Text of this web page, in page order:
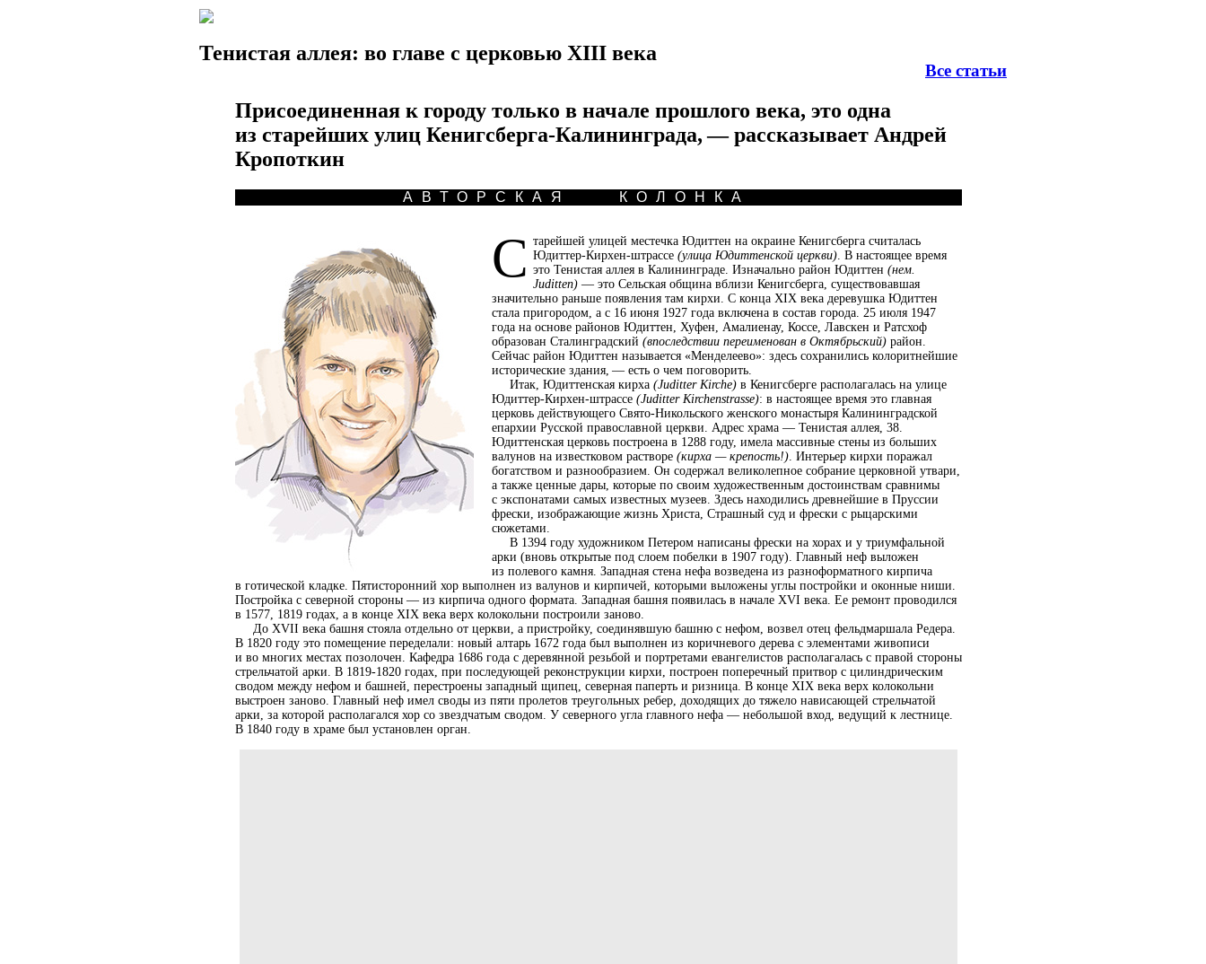
Тенистая аллея: во главе с церковью XIII века
Все статьи
Присоединенная к городу только в начале прошлого века, это одна
из старейших улиц Кенигсберга-Калининграда, — рассказывает Андрей
Кропоткин
АВТОРСКАЯ КОЛОНКА
С тарейшей улицей местечка Юдиттен на окраине Кенигсберга считалась
Юдиттер-Кирхен-штрассе (улица Юдиттенской церкви) . В настоящее время
это Тенистая аллея в Калининграде. Изначально район Юдиттен (нем.
Juditten) — это Сельская община вблизи Кенигсберга, существовавшая
значительно раньше появления там кирхи. С конца XIX века деревушка Юдиттен
стала пригородом, а с 16 июня 1927 года включена в состав города. 25 июля 1947
года на основе районов Юдиттен, Хуфен, Амалиенау, Коссе, Лавскен и Ратсхоф
образован Сталинградский (впоследствии переименован в Октябрьский) район.
Сейчас район Юдиттен называется «Менделеево»: здесь сохранились колоритнейшие
исторические здания, — есть о чем поговорить.
Итак, Юдиттенская кирха (Juditter Kirche) в Кенигсберге располагалась на улице
Юдиттер-Кирхен-штрассе (Juditter Kirchenstrasse): в настоящее время это главная
церковь действующего Свято-Никольского женского монастыря Калининградской
епархии Русской православной церкви. Адрес храма — Тенистая аллея, 38.
Юдиттенская церковь построена в 1288 году, имела массивные стены из больших
валунов на известковом растворе (кирха — крепость!) . Интерьер кирхи поражал
богатством и разнообразием. Он содержал великолепное собрание церковной утвари,
а также ценные дары, которые по своим художественным достоинствам сравнимы
с экспонатами самых известных музеев. Здесь находились древнейшие в Пруссии
фрески, изображающие жизнь Христа, Страшный суд и фрески с рыцарскими
сюжетами.
В 1394 году художником Петером написаны фрески на хорах и у триумфальной
арки (вновь открытые под слоем побелки в 1907 году). Главный неф выложен
из полевого камня. Западная стена нефа возведена из разноформатного кирпича
в готической кладке. Пятисторонний хор выполнен из валунов и кирпичей, которыми выложены углы постройки и оконные ниши.
Постройка с северной стороны — из кирпича одного формата. Западная башня появилась в начале XVI века. Ее ремонт проводился
в 1577, 1819 годах, а в конце XIX века верх колокольни построили заново.
До XVII века башня стояла отдельно от церкви, а пристройку, соединявшую башню с нефом, возвел отец фельдмаршала Редера.
В 1820 году это помещение переделали: новый алтарь 1672 года был выполнен из коричневого дерева с элементами живописи
и во многих местах позолочен. Кафедра 1686 года с деревянной резьбой и портретами евангелистов располагалась с правой стороны
стрельчатой арки. В 1819-1820 годах, при последующей реконструкции кирхи, построен поперечный притвор с цилиндрическим
сводом между нефом и башней, перестроены западный щипец, северная паперть и ризница. В конце XIX века верх колокольни
выстроен заново. Главный неф имел своды из пяти пролетов треугольных ребер, доходящих до тяжело нависающей стрельчатой
арки, за которой располагался хор со звездчатым сводом. У северного угла главного нефа — небольшой вход, ведущий к лестнице.
В 1840 году в храме был установлен орган.